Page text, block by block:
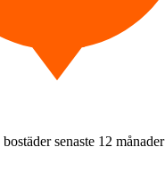
senaste 12 månader